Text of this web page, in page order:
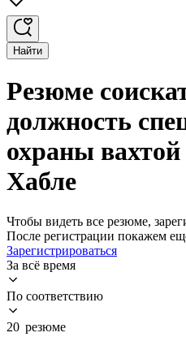
Найти
Резюме
должность
охраны
Хабле
Чтобы видеть все резюме,
После регистрации покажем
Зарегистрироваться
За всё время
По соответствию
20 резюме